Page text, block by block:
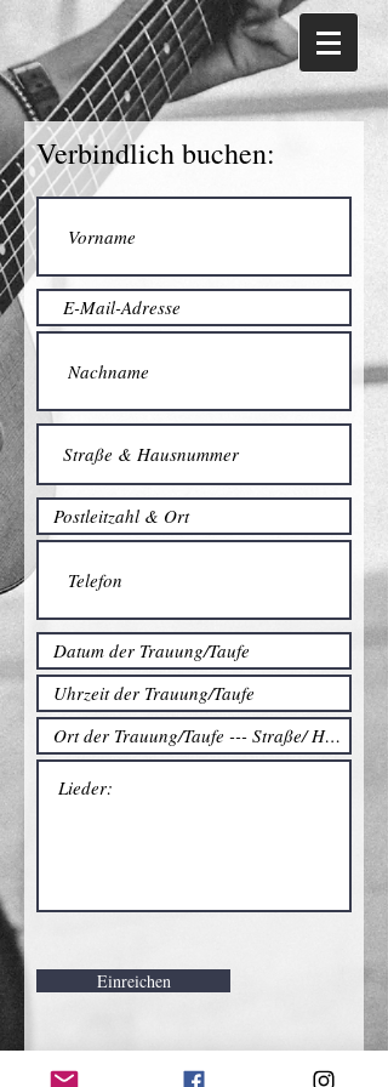
Verbindlich buchen:
Einreichen